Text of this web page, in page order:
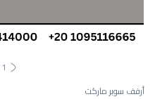
1
أرفف سوبر ماركت